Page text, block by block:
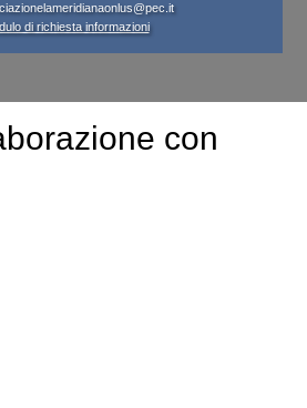
di richiesta informazioni
con